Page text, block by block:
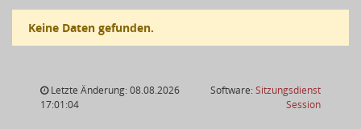
Keine Daten gefunden.
Letzte Änderung: 08.08.2026
17:01:04
Software:Sitzungsdienst
Session(Wird in